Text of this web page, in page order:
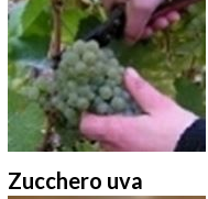
Zucchero uva